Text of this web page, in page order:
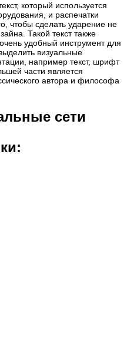
который используется
и распечатки
чтобы сделать ударение не
Такой текст также
удобный инструмент для
визуальные
например текст, шрифт
части является
автора и философа
сети